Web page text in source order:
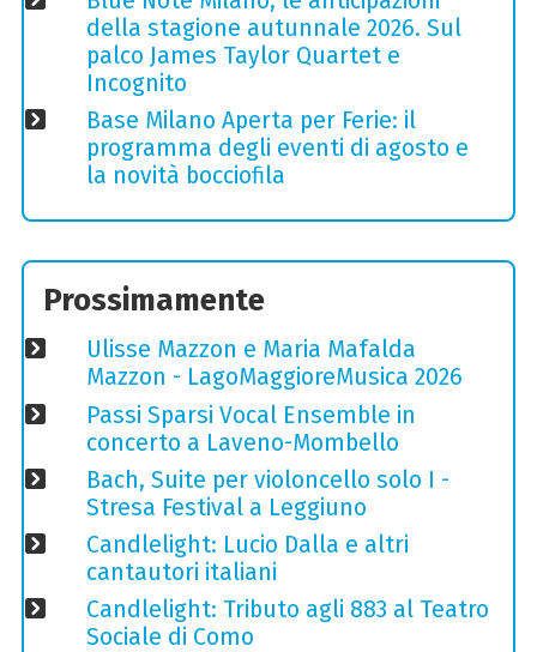
della stagione autunnale 2026. Sul
palco James Taylor Quartet e
Incognito
Base Milano Aperta per Ferie: il
programma degli eventi di agosto e
la novità bocciofila
Prossimamente
Ulisse Mazzon e Maria Mafalda
Mazzon - LagoMaggioreMusica 2026
Passi Sparsi Vocal Ensemble in
concerto a Laveno-Mombello
Bach, Suite per violoncello solo I -
Stresa Festival a Leggiuno
Candlelight: Lucio Dalla e altri
cantautori italiani
Candlelight: Tributo agli 883 al Teatro
Sociale di Como